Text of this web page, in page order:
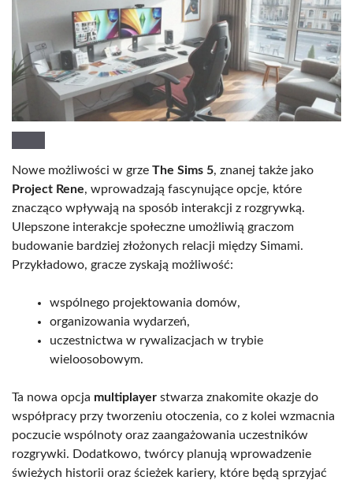
Nowe możliwości w grze The Sims 5, znanej także jako
Project Rene, wprowadzają fascynujące opcje, które
znacząco wpływają na sposób interakcji z rozgrywką.
Ulepszone interakcje społeczne umożliwią graczom
budowanie bardziej złożonych relacji między Simami.
Przykładowo, gracze zyskają możliwość:
wspólnego projektowania domów,
organizowania wydarzeń,
uczestnictwa w rywalizacjach w trybie
wieloosobowym.
Ta nowa opcja multiplayer stwarza znakomite okazje do
współpracy przy tworzeniu otoczenia, co z kolei wzmacnia
poczucie wspólnoty oraz zaangażowania uczestników
rozgrywki. Dodatkowo, twórcy planują wprowadzenie
świeżych historii oraz ścieżek kariery, które będą sprzyjać